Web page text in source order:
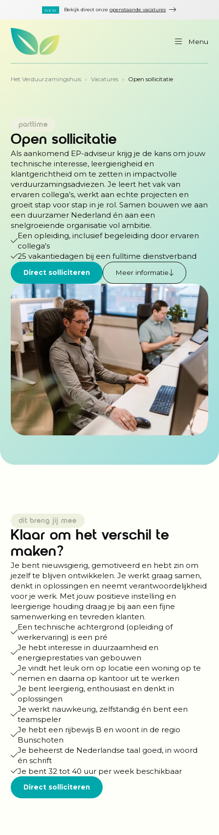
Bekijk direct onzeopenstaande vacatures
Menu
Het Verduurzamingshuis › Vacatures › Open sollicitatie
parttime
Open sollicitatie
Als aankomend EP-adviseur krijg je de kans om jouw
technische interesse, leergierigheid en
klantgerichtheid om te zetten in impactvolle
verduurzamingsadviezen. Je leert het vak van
ervaren collega’s, werkt aan echte projecten en
groeit stap voor stap in je rol. Samen bouwen we aan
een duurzamer Nederland én aan een
snelgroeiende organisatie vol ambitie.
Een opleiding, inclusief begeleiding door ervaren
collega's
25 vakantiedagen bij een fulltime dienstverband
Direct solliciteren Meer informatie
dit breng jij mee
Klaar om het verschil te
maken?
Je bent nieuwsgierig, gemotiveerd en hebt zin om
jezelf te blijven ontwikkelen. Je werkt graag samen,
denkt in oplossingen en neemt verantwoordelijkheid
voor je werk. Met jouw positieve instelling en
leergierige houding draag je bij aan een fijne
samenwerking en tevreden klanten.
Een technische achtergrond (opleiding of
werkervaring) is een pré
Je hebt interesse in duurzaamheid en
energieprestaties van gebouwen
Je vindt het leuk om op locatie een woning op te
nemen en daarna op kantoor uit te werken
Je bent leergierig, enthousiast en denkt in
oplossingen
Je werkt nauwkeurig, zelfstandig én bent een
teamspeler
Je hebt een rijbewijs B en woont in de regio
Bunschoten
Je beheerst de Nederlandse taal goed, in woord
én schrift
Je bent 32 tot 40 uur per week beschikbaar
Direct solliciteren